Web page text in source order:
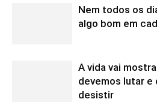
Nem todos os
algo bom em
A vida vai
devemos lutar e
desistir